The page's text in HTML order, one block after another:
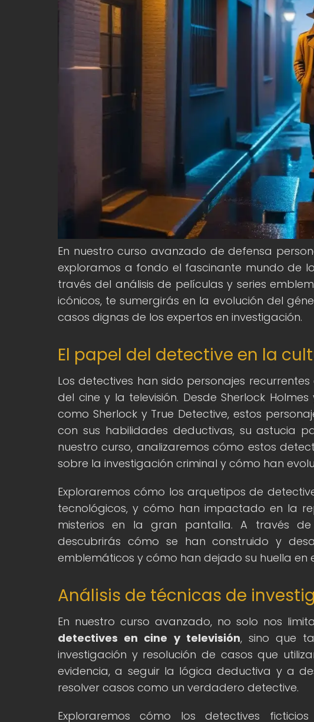
En nuestro curso avanzado de defensa
exploramos a fondo el fascinante mundo de
través del análisis de películas y series
icónicos, te sumergirás en la evolución del
casos dignas de los expertos en investigación.
El papel del detective en la
Los detectives han sido personajes
del cine y la televisión. Desde Sherlock
como Sherlock y True Detective, estos
con sus habilidades deductivas, su astucia
nuestro curso, analizaremos cómo estos
sobre la investigación criminal y cómo han
Exploraremos cómo los arquetipos de
tecnológicos, y cómo han impactado en la
misterios en la gran pantalla. A través
descubrirás cómo se han construido y
emblemáticos y cómo han dejado su huella en
Análisis de técnicas de
En nuestro curso avanzado, no solo nos
detectives en cine y televisión, sino que
investigación y resolución de casos que
evidencia, a seguir la lógica deductiva y a
resolver casos como un verdadero detective.
Exploraremos cómo los detectives